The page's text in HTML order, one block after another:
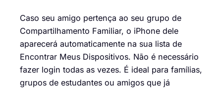
Caso seu amigo pertença ao seu grupo de
Compartilhamento Familiar, o iPhone dele
aparecerá automaticamente na sua lista de
Encontrar Meus Dispositivos. Não é necessário
fazer login todas as vezes. É ideal para famílias,
grupos de estudantes ou amigos que já